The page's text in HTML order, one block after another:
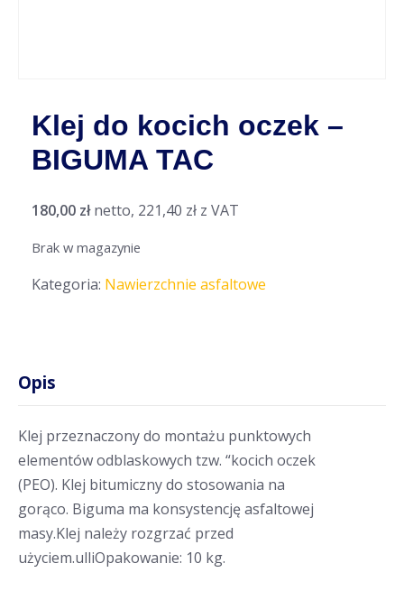
Klej do kocich oczek –
BIGUMA TAC
180,00 zł netto, 221,40 zł z VAT
Brak w magazynie
Kategoria: Nawierzchnie asfaltowe
Opis
Klej przeznaczony do montażu punktowych
elementów odblaskowych tzw. “kocich oczek
(PEO). Klej bitumiczny do stosowania na
gorąco. Biguma ma konsystencję asfaltowej
masy.Klej należy rozgrzać przed
użyciem.ulliOpakowanie: 10 kg.